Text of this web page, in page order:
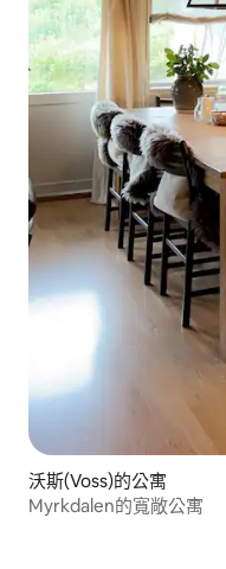
沃斯(Voss)的公寓
Myrkdalen的寬敞公寓